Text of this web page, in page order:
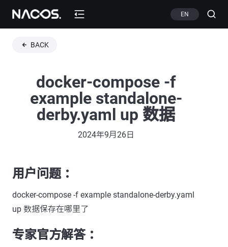
EN
BACK
docker-compose -f
example standalone-
derby.yaml up 数据
2024年9月26日
用户问题 ：
docker-compose -f example standalone-derby.yaml
up 数据保存在哪里了
专家官方解答 ：